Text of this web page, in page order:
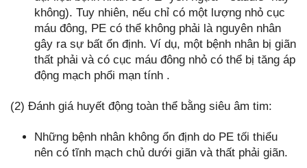
không). Tuy nhiên, nếu chỉ có một lượng nhỏ cục
máu đông, PE có thể không phải là nguyên nhân
gây ra sự bất ổn định. Ví dụ, một bệnh nhân bị giãn
thất phải và có cục máu đông nhỏ có thể bị tăng áp
động mạch phổi mạn tính .
(2) Đánh giá huyết động toàn thể bằng siêu âm tim:
Những bệnh nhân không ổn định do PE tối thiểu
nên có tĩnh mạch chủ dưới giãn và thất phải giãn.